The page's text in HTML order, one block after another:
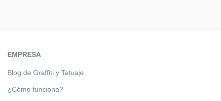
EMPRESA
Blog de Graffiti y Tatuaje
¿Cómo funciona?